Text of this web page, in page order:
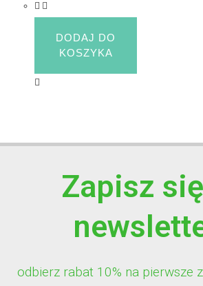
DODAJ DO
KOSZYKA
Zapisz
odbierz rabat 10% na pierwsze